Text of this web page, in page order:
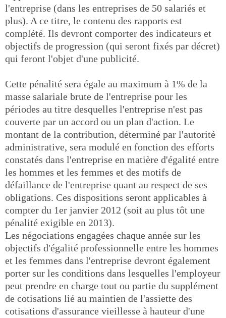
l'entreprise (dans les entreprises de 50 salariés et
plus). A ce titre, le contenu des rapports est
complété. Ils devront comporter des indicateurs et
objectifs de progression (qui seront fixés par décret)
qui feront l'objet d'une publicité.
Cette pénalité sera égale au maximum à 1% de la
masse salariale brute de l'entreprise pour les
périodes au titre desquelles l'entreprise n'est pas
couverte par un accord ou un plan d'action. Le
montant de la contribution, déterminé par l'autorité
administrative, sera modulé en fonction des efforts
constatés dans l'entreprise en matière d'égalité entre
les hommes et les femmes et des motifs de
défaillance de l'entreprise quant au respect de ses
obligations. Ces dispositions seront applicables à
compter du 1er janvier 2012 (soit au plus tôt une
pénalité exigible en 2013).
Les négociations engagées chaque année sur les
objectifs d'égalité professionnelle entre les hommes
et les femmes dans l'entreprise devront également
porter sur les conditions dans lesquelles l'employeur
peut prendre en charge tout ou partie du supplément
de cotisations lié au maintien de l'assiette des
cotisations d'assurance vieillesse à hauteur d'une